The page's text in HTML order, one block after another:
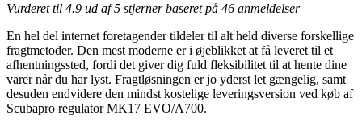
Vurderet til 4.9 ud af 5 stjerner baseret på 46 anmeldelser
En hel del internet foretagender tildeler til alt held diverse forskellige
fragtmetoder. Den mest moderne er i øjeblikket at få leveret til et
afhentningssted, fordi det giver dig fuld fleksibilitet til at hente dine
varer når du har lyst. Fragtløsningen er jo yderst let gængelig, samt
desuden endvidere den mindst kostelige leveringsversion ved køb af
Scubapro regulator MK17 EVO/A700.